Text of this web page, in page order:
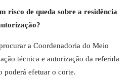
risco de queda sobre a residência
a Coordenadoria do Meio
técnica e autorização da referida
poderá efetuar o corte.